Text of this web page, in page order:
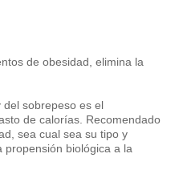
de obesidad, elimina la
del sobrepeso es el
de calorías. Recomendado
sea cual sea su tipo y
propensión biológica a la